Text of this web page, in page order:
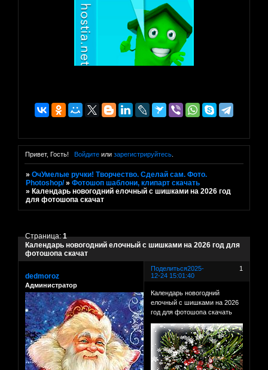
Привет, Гость! Войдитеили зарегистрируйтесь.
»ОчУмелые ручки! Творчество. Сделай сам. Фото.
Photoshop/ »Фотошоп шаблони, клипарт скачать
» Календарь новогодний елочный с шишками на 2026 год
для фотошопа скачат
Календарь новогодний елочный с шишками на 2026 год для
фотошопа скачат
Страница:1
Поделиться 1
2025-
12-24 15:01:40
dedmoroz
Администратор
Календарь новогодний
елочный с шишками на 2026
год для фотошопа скачать